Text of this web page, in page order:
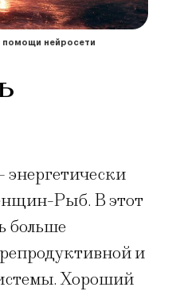
помощи нейросети
Рыб. В этот
больше
и
Хороший